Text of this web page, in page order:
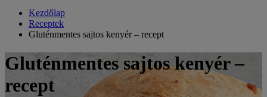
Kezdőlap
Receptek
Gluténmentes sajtos kenyér – recept
Gluténmentes sajtos kenyér –
recept